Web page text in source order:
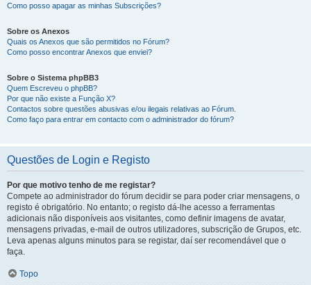
Como posso apagar as minhas Subscrições?
Sobre os Anexos
Quais os Anexos que são permitidos no Fórum?
Como posso encontrar Anexos que enviei?
Sobre o Sistema phpBB3
Quem Escreveu o phpBB?
Por que não existe a Função X?
Contactos sobre questões abusivas e/ou ilegais relativas ao Fórum.
Como faço para entrar em contacto com o administrador do fórum?
Questões de Login e Registo
Por que motivo tenho de me registar?
Compete ao administrador do fórum decidir se para poder criar mensagens, o
registo é obrigatório. No entanto; o registo dá-lhe acesso a ferramentas
adicionais não disponíveis aos visitantes, como definir imagens de avatar,
mensagens privadas, e-mail de outros utilizadores, subscrição de Grupos, etc.
Leva apenas alguns minutos para se registar, daí ser recomendável que o
faça.
Topo